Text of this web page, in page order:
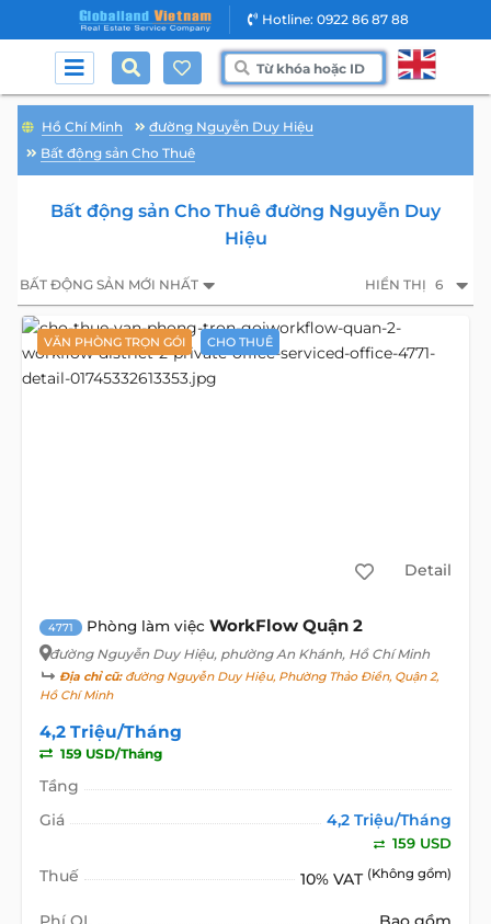
Hotline: 0922 86 87 88
Hồ Chí Minh
đường Nguyễn Duy Hiệu
Bất động sản Cho Thuê
Bất động sản Cho Thuê đường Nguyễn Duy
Hiệu
BẤT ĐỘNG SẢN MỚI NHẤT HIỂN THỊ 6
VĂN PHÒNG TRỌN GÓI CHO THUÊ
Detail
4771 Phòng làm việc WorkFlow Quận 2
đường Nguyễn Duy Hiệu, phường An Khánh, Hồ Chí Minh
Địa chỉ cũ:đường Nguyễn Duy Hiệu, Phường Thảo Điền, Quận 2,
Hồ Chí Minh
4,2 Triệu/Tháng
159 USD/Tháng
Tầng
Giá
4,2 Triệu/Tháng
159 USD
Thuế 10% VAT (Không gồm)